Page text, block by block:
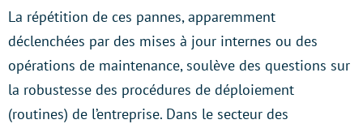
La répétition de ces pannes, apparemment
déclenchées par des mises à jour internes ou des
opérations de maintenance, soulève des questions sur
la robustesse des procédures de déploiement
(routines) de l’entreprise. Dans le secteur des